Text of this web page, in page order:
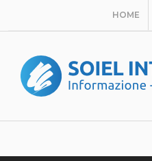
HOME